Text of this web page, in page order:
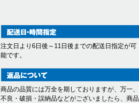
注文日より6日後～11日後までの配送日指定が可
能です。
商品の品質には万全を期しておりますが、万一、
不良・破損・誤納品などがございましたら、商品